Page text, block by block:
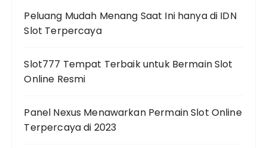
Peluang Mudah Menang Saat Ini hanya di IDN
Slot Terpercaya
Slot777 Tempat Terbaik untuk Bermain Slot
Online Resmi
Panel Nexus Menawarkan Permain Slot Online
Terpercaya di 2023